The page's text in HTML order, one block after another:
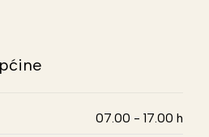
07.00 - 17.00 h